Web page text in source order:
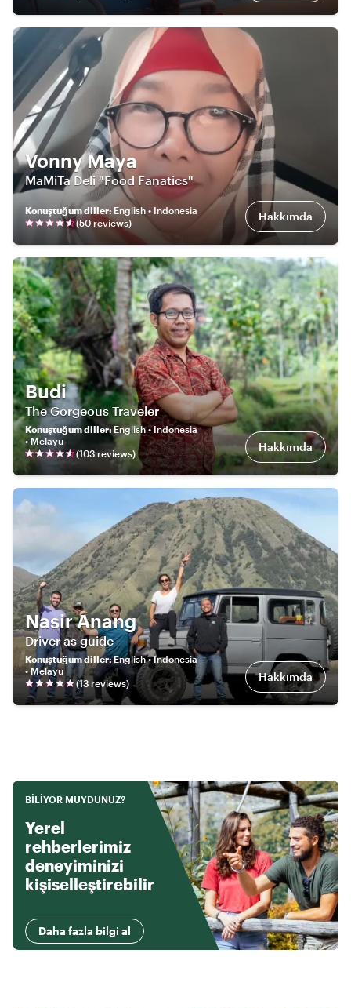
Vonny Maya
MaMiTa Deli "Food Fanatics"
Konuştuğum diller: English • Indonesia
(50 reviews) Hakkımda
Budi
The Gorgeous Traveler
Konuştuğum diller:English • Indonesia
• Melayu
(103reviews) Hakkımda
Nasir Anang
Driver as guide
Konuştuğum diller:English • Indonesia
• Melayu
(13 reviews) Hakkımda
BILIYOR MUYDUNUZ?
Yerel
rehberlerimiz
deneyiminizi
kişiselleştirebilir
Daha fazla bilgi al